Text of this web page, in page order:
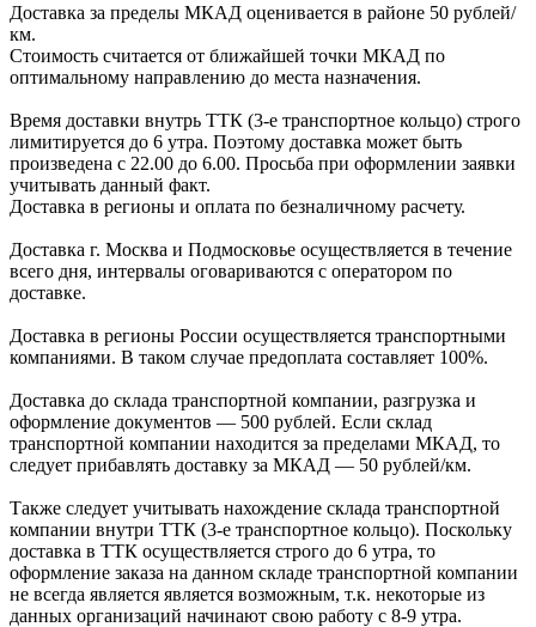
Доставка за пределы МКАД оценивается в районе 50 рублей/
км.
Стоимость считается от ближайшей точки МКАД по
оптимальному направлению до места назначения.
Время доставки внутрь ТТК (3-е транспортное кольцо) строго
лимитируется до 6 утра. Поэтому доставка может быть
произведена с 22.00 до 6.00. Просьба при оформлении заявки
учитывать данный факт.
Доставка в регионы и оплата по безналичному расчету.
Доставка г. Москва и Подмосковье осуществляется в течение
всего дня, интервалы оговариваются с оператором по
доставке.
Доcтавка в регионы России осуществляется транспортными
компаниями. В таком случае предоплата составляет 100%.
Доставка до склада транспортной компании, разгрузка и
оформление документов — 500 рублей. Если склад
транспортной компании находится за пределами МКАД, то
следует прибавлять доставку за МКАД — 50 рублей/км.
Также следует учитывать нахождение склада транспортной
компании внутри ТТК (3-е транспортное кольцо). Поскольку
доставка в ТТК осуществляется строго до 6 утра, то
оформление заказа на данном складе транспортной компании
не всегда является является возможным, т.к. некоторые из
данных организаций начинают свою работу с 8-9 утра.